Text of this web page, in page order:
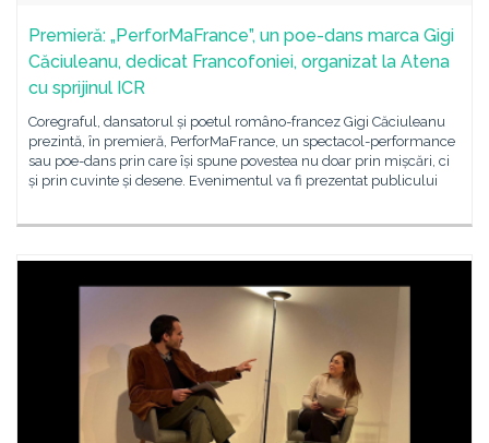
Premieră: „PerforMaFrance”, un poe-dans marca Gigi
Căciuleanu, dedicat Francofoniei, organizat la Atena
cu sprijinul ICR
Coregraful, dansatorul și poetul româno-francez Gigi Căciuleanu
prezintă, în premieră, PerforMaFrance, un spectacol-performance
sau poe-dans prin care își spune povestea nu doar prin mișcări, ci
și prin cuvinte și desene. Evenimentul va fi prezentat publicului